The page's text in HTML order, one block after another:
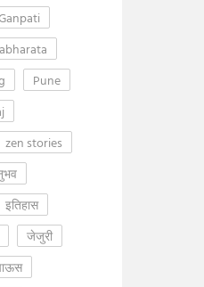
Pune
zen stories
इतिहास
जेजुरी